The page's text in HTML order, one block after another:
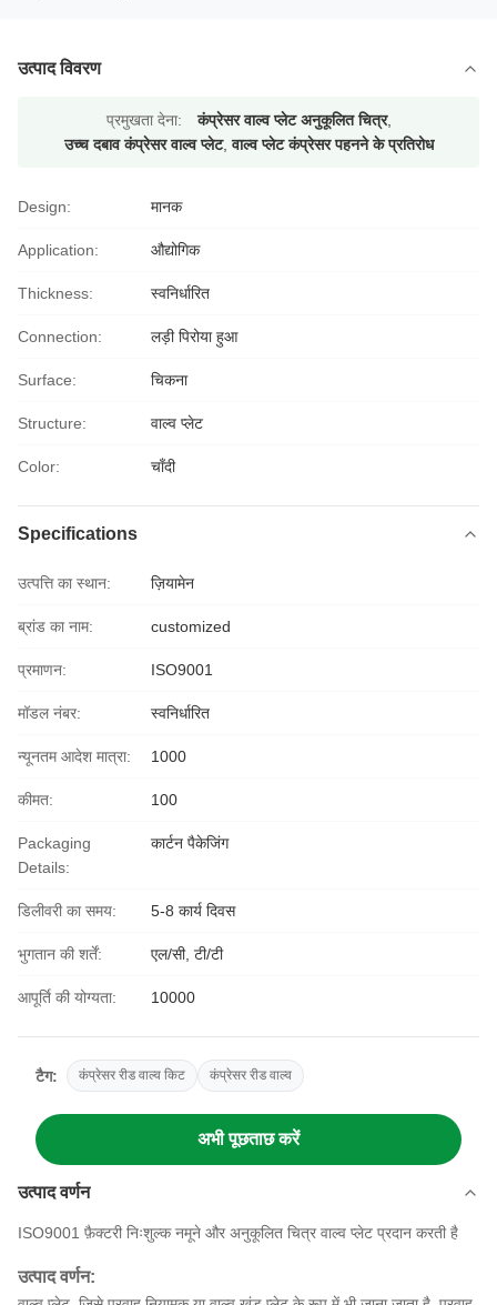
उत्पाद विवरण
प्रमुखता देना: कंप्रेसर वाल्व प्लेट अनुकूलित चित्र,
उच्च दबाव कंप्रेसर वाल्व प्लेट,वाल्व प्लेट कंप्रेसर पहनने के प्रतिरोध
Design: मानक
Application: औद्योगिक
Thickness: स्वनिर्धारित
Connection: लड़ी पिरोया हुआ
Surface: चिकना
Structure: वाल्व प्लेट
Color: चाँदी
Specifications
उत्पत्ति का स्थान: ज़ियामेन
ब्रांड का नाम: customized
प्रमाणन: ISO9001
मॉडल नंबर: स्वनिर्धारित
न्यूनतम आदेश मात्रा: 1000
कीमत: 100
Packaging
Details:
कार्टन पैकेजिंग
डिलीवरी का समय: 5-8 कार्य दिवस
भुगतान की शर्तें: एल/सी, टी/टी
आपूर्ति की योग्यता: 10000
टैग: कंप्रेसर रीड वाल्व किट कंप्रेसर रीड वाल्व
अभी पूछताछ करें
उत्पाद वर्णन
ISO9001 फ़ैक्टरी निःशुल्क नमूने और अनुकूलित चित्र वाल्व प्लेट प्रदान करती है
उत्पाद वर्णन: